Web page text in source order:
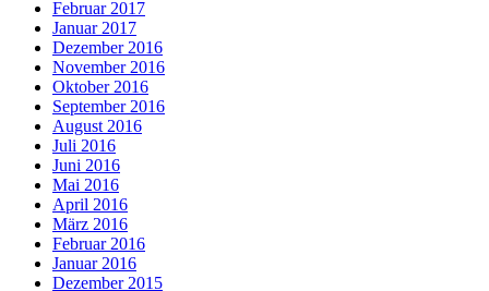
Februar 2017
Januar 2017
Dezember 2016
November 2016
Oktober 2016
September 2016
August 2016
Juli 2016
Juni 2016
Mai 2016
April 2016
März 2016
Februar 2016
Januar 2016
Dezember 2015